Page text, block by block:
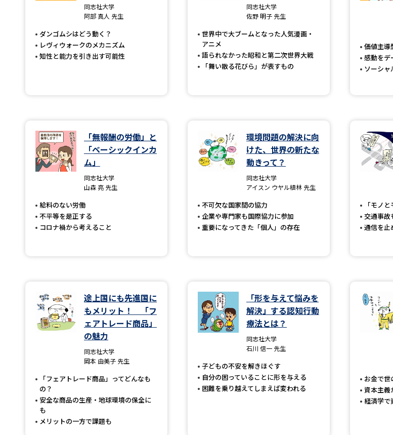
新学年
新学年スタート号特集
SELFBRAND特集ペー
来場型・Web型イベン
志望校・出願校
大学で学びたい
学問のミニ講義「夢ナ
同志社大学
阿部 真人 先生
ダンゴムシはどう動く？
レヴィウォークのメカニズム
知性と能力を引き出す可能性
同志社大学
佐野 明子 先生
世界中で大ブームとなった人気漫画・
アニメ
語られなかった昭和と第二次世界大戦
「舞い散る花びら」が表すもの
価値主導
感動をデ
ソーシャ
「無報酬の労働」と
「ベーシックインカ
ム」
同志社大学
山森 亮 先生
給料のない労働
不平等を是正する
コロナ禍から考えること
環境問題の解決に向
けた、世界の新たな
動きって？
同志社大学
アイスン ウヤル槙林 先生
不可欠な国家間の協力
企業や専門家も国際協力に参加
重要になってきた「個人」の存在
「モノ
交通事故
通信を止
途上国にも先進国に
もメリット！ 「フ
ェアトレード商品」
の魅力
同志社大学
岡本 由美子 先生
「フェアトレード商品」ってどんなも
の？
安全な商品の生産・地球環境の保全に
も
メリットの一方で課題も
「形を与えて悩みを
解決」する認知行動
療法とは？
同志社大学
石川 信一 先生
子どもの不安を解きほぐす
自分の困っていることに形を与える
困難を乗り越えてしまえば変われる
お金で世
資本主義
経済学で